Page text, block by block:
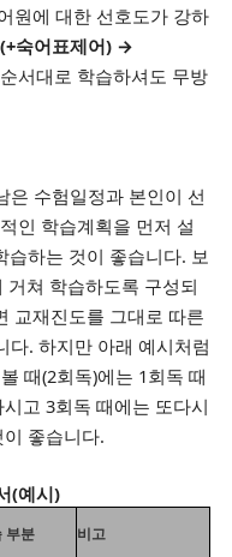
원에 대한 선호도가 강하
숙어표제어) →
서대로 학습하셔도 무방
은 수험일정과 본인이 선
인 학습계획을 먼저 설
습하는 것이 좋습니다. 보
거쳐 학습하도록 구성되
교재진도를 그대로 따른
다. 하지만 아래 예시처럼
때(2회독)에는 1회독 때
고 3회독 때에는 또다시
좋습니다.
(예시)
부분 비고